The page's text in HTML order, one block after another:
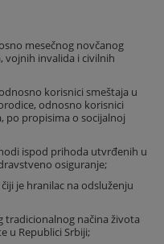
mesečnog novčanog
vojnih invalida i civilnih
korisnici smeštaja u
odnosno korisnici
po propisima o socijalnoj
ispod prihoda utvrđenih u
osiguranje;
je hranilac na odsluženju
tradicionalnog načina života
u Republici Srbiji;